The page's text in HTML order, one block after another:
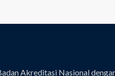
Akreditasi Nasional